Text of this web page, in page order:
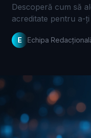
Descoperă cum să
acreditate pentru a-
Află criteriile
E Echipa